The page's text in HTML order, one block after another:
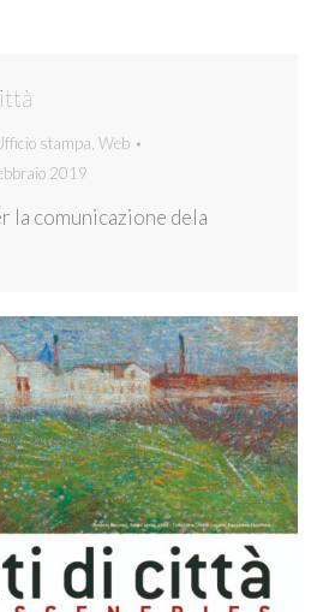
stampa, Web
2019
la comunicazione dela